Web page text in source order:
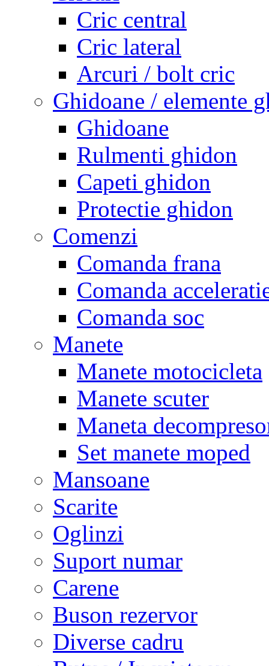
Cric central
Cric lateral
Arcuri / bolt cric
Ghidoane / elemente
Ghidoane
Rulmenti ghidon
Capeti ghidon
Protectie ghidon
Comenzi
Comanda frana
Comanda
Comanda soc
Manete
Manete motocicleta
Manete scuter
Maneta
Set manete moped
Mansoane
Scarite
Oglinzi
Suport numar
Carene
Buson rezervor
Diverse cadru